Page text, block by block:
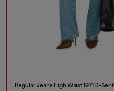
Regular Jeans High Waist 1971 D-Sent